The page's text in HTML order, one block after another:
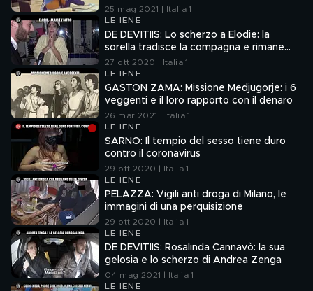
25 mag 2021 | Italia 1
LE IENE
DE DEVITIIS: Lo scherzo a Elodie: la
sorella tradisce la compagna e rimane
incinta
27 ott 2020 | Italia 1
LE IENE
GASTON ZAMA: Missione Medjugorje: i 6
veggenti e il loro rapporto con il denaro
26 mar 2021 | Italia 1
LE IENE
SARNO: Il tempio del sesso tiene duro
contro il coronavirus
29 ott 2020 | Italia 1
LE IENE
PELAZZA: Vigili anti droga di Milano, le
immagini di una perquisizione
29 ott 2020 | Italia 1
LE IENE
DE DEVITIIS: Rosalinda Cannavò: la sua
gelosia e lo scherzo di Andrea Zenga
04 mag 2021 | Italia 1
LE IENE